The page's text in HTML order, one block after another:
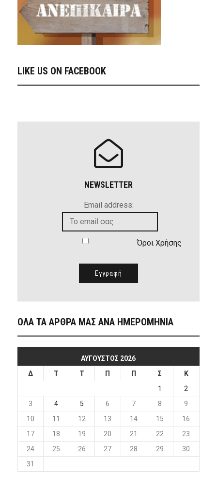
LIKE US ON FACEBOOK
NEWSLETTER
Email address:
Όροι Χρήσης
ΟΛΑ ΤΑ ΑΡΘΡΑ ΜΑΣ ΑΝΑ ΗΜΕΡΟΜΗΝΙΑ
ΑΎΓΟΥΣΤΟΣ 2026
Δ
Τ Τ Π Π Σ
Κ
1
2
3
4 5 6 7 8
9
10
11 12 13 14 15
16
17
18 19 20 21 22
23
24
25 26 27 28 29
30
31